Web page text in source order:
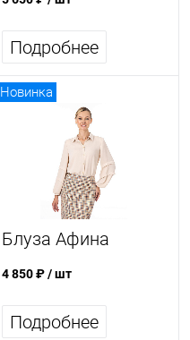
Подробнее
Новинка
Блуза Афина
4 850 ₽/ шт
Подробнее